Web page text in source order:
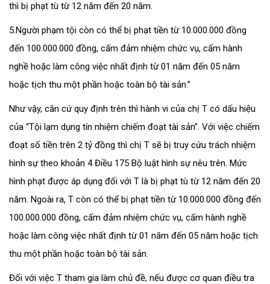
thì bị phạt tù từ 12 năm đến 20 năm.
5.Người phạm tội còn có thể bị phạt tiền từ 10.000.000 đồng
đến 100.000.000 đồng, cấm đảm nhiệm chức vụ, cấm hành
nghề hoặc làm công việc nhất định từ 01 năm đến 05 năm
hoặc tịch thu một phần hoặc toàn bộ tài sản.”
Như vậy, căn cứ quy định trên thì hành vi của chị T có dấu hiệu
của “Tội lạm dụng tín nhiệm chiếm đoạt tài sản”. Với việc chiếm
đoạt số tiền trên 2 tỷ đồng thì chị T sẽ bị truy cứu trách nhiệm
hình sự theo khoản 4 Điều 175 Bộ luật hình sự nêu trên. Mức
hình phạt được áp dụng đối với T là bị phạt tù từ 12 năm đến 20
năm. Ngoài ra, T còn có thể bị phạt tiền từ 10.000.000 đồng đến
100.000.000 đồng, cấm đảm nhiệm chức vụ, cấm hành nghề
hoặc làm công việc nhất định từ 01 năm đến 05 năm hoặc tịch
thu một phần hoặc toàn bộ tài sản.
Đối với việc T tham gia làm chủ đề, nếu được cơ quan điều tra